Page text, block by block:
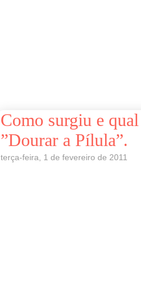
Como surgiu e
”Dourar a Pílula”.
terça-feira, 1 de fevereiro de 2011